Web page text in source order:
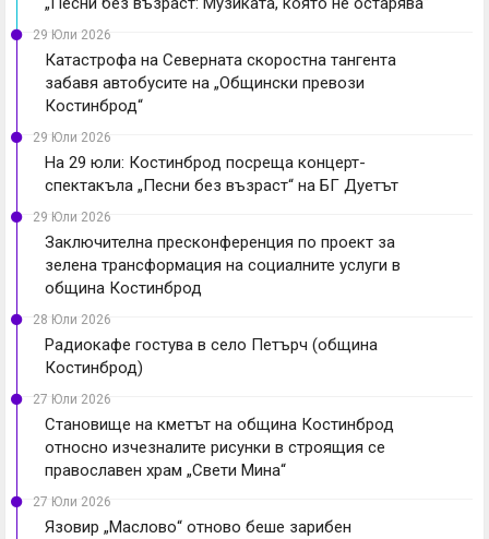
29 Юли 2026
Катастрофа на Северната скоростна тангента
забавя автобусите на „Общински превози
Костинброд“
29 Юли 2026
На 29 юли: Костинброд посреща концерт-
спектакъла „Песни без възраст“ на БГ Дуетът
29 Юли 2026
Заключителна пресконференция по проект за
зелена трансформация на социалните услуги в
община Костинброд
28 Юли 2026
Радиокафе гостува в село Петърч (община
Костинброд)
27 Юли 2026
Становище на кметът на община Костинброд
относно изчезналите рисунки в строящия се
православен храм „Свети Мина“
27 Юли 2026
Язовир „Маслово“ отново беше зарибен